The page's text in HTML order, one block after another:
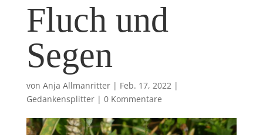
Fluch und
Segen
von Anja Allmanritter| Feb. 17, 2022|
Gedankensplitter| 0 Kommentare